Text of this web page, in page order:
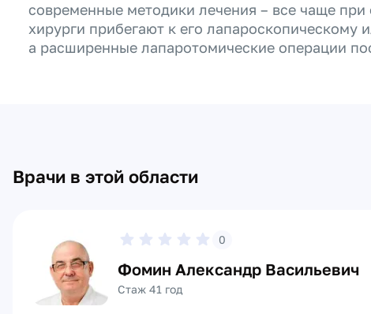
современные методики лечения – все чаще
хирурги прибегают к его лапароскопическому
а расширенные лапаротомические операции
Врачи в этой области
0
Фомин Александр Васильевич
Стаж 41 год